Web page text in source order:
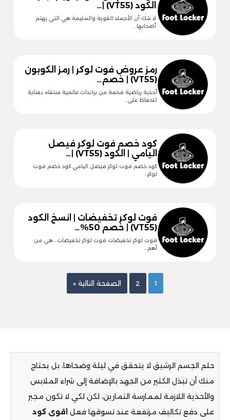
الكود (VT55) |…
لا شك أن الأجساد القوية والسليمة هي التي يهتم
أصحابها…
رمز عروض فوت لوكر | رمز الكوبون
(VT55) | خصم…
أحذية رياضية فخمة من براندات عالمية منتقاه بعناية
للحفاظ على…
كود خصم فوت لوكر فيصل
اليامي | الكود (VT55) |…
كود خصم فوت لوكر فيصل اليامي كود خصم فوت
لوكر…
فوت لوكر تخفيضات | انسخ الكود
(VT55) | خصم 50%…
فوت لوكر تخفيضات فوت لوكر تخفيضات ، هي من
أهم…
1
2 الصفحة التالية «
حلم الجسم الرشيق لا يتحقق في ليلة وضحاها، بل يحتاج
منك أن تبذل الكثير من الجهد بالإضافة إلى شراء الملابس
والأحذية اللازمة لممارسة التمارين، لكن لكي لا تكون مجبر
على دفع تكاليف مرتفعة عند تسوقها فعل اقوى كود